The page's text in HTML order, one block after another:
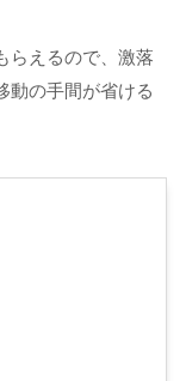
らえるので、激落
動の手間が省ける